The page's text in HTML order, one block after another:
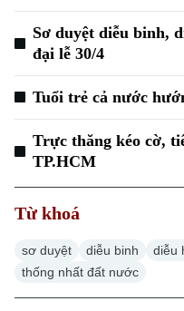
Sơ duyệt diễu binh,
đại lễ 30/4
Tuổi trẻ cả nước
Trực thăng kéo cờ,
TP.HCM
Từ khoá
sơ duyệt diễu binh diễu
thống nhất đất nước